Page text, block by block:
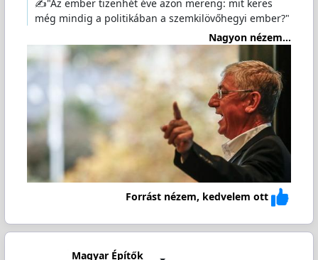
✍️"Az ember tizenhét éve azon mereng: mit keres
még mindig a politikában a szemkilövőhegyi ember?"
Nagyon nézem...
Forrást nézem, kedvelem ott
Magyar Építők